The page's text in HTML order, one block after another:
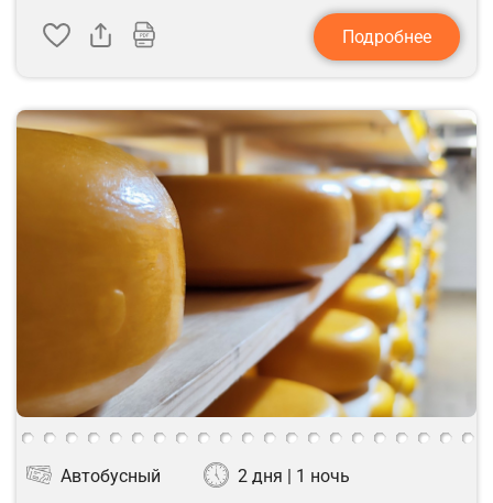
Подробнее
Автобусный 2 дня | 1 ночь